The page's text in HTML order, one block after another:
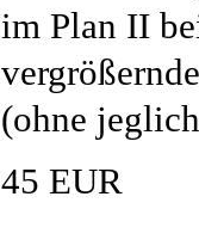
im Plan II
(ohne
45 EUR